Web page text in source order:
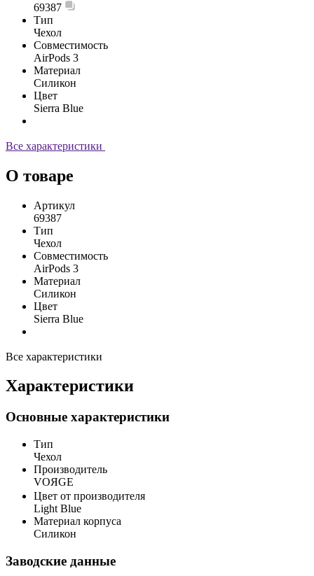
69387
Тип
Чехол
Совместимость
AirPods 3
Материал
Силикон
Цвет
Sierra Blue
Все характеристики
О товаре
Артикул
69387
Тип
Чехол
Совместимость
AirPods 3
Материал
Силикон
Цвет
Sierra Blue
Все характеристики
Характеристики
Основные характеристики
Тип
Чехол
Производитель
VOЯGE
Цвет от производителя
Light Blue
Материал корпуса
Силикон
Заводские данные